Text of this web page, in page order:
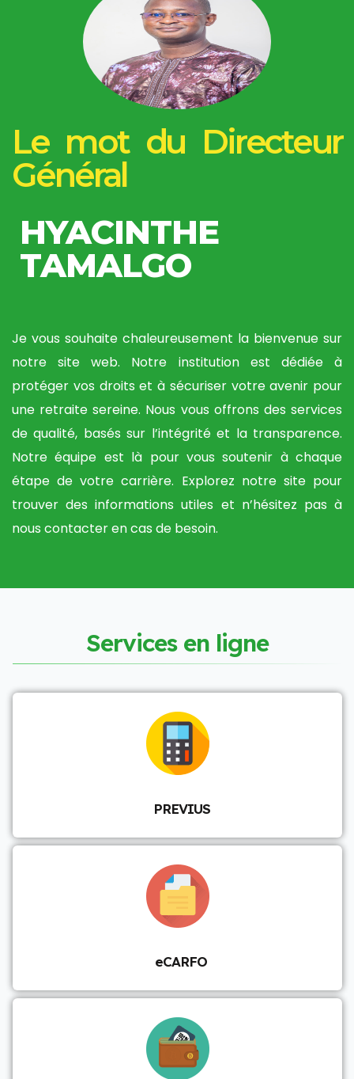
Le mot du Directeur
Général
HYACINTHE
TAMALGO
Je vous souhaite chaleureusement la bienvenue sur
notre site web. Notre institution est dédiée à
protéger vos droits et à sécuriser votre avenir pour
une retraite sereine. Nous vous offrons des services
de qualité, basés sur l’intégrité et la transparence.
Notre équipe est là pour vous soutenir à chaque
étape de votre carrière. Explorez notre site pour
trouver des informations utiles et n’hésitez pas à
nous contacter en cas de besoin.
Services en ligne
PREVIUS
eCARFO